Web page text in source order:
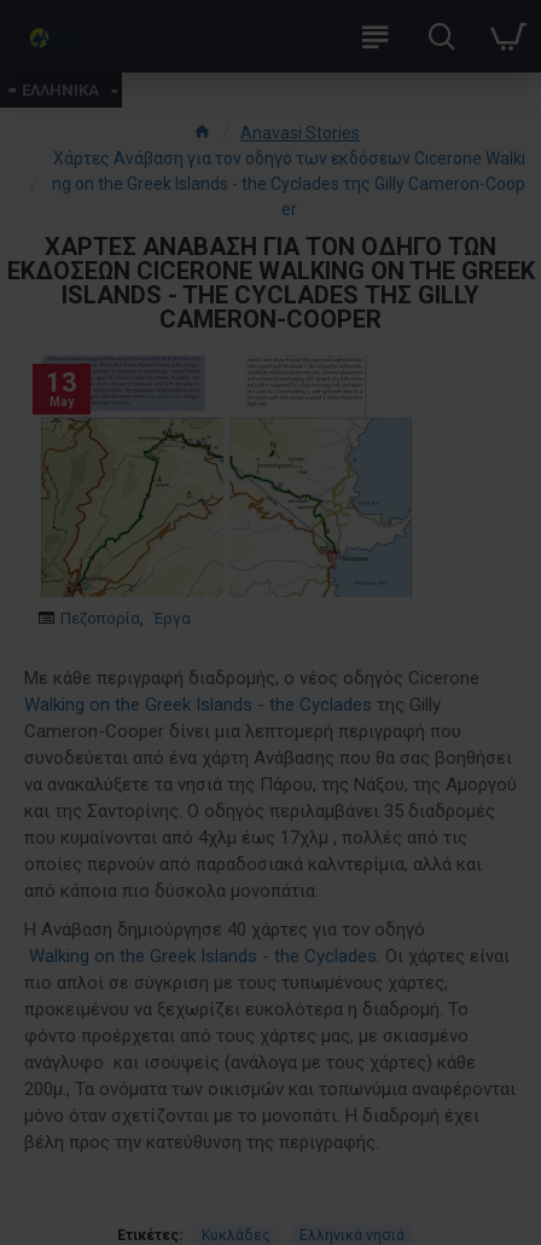
ΕΛΛΗΝΙΚΑ
Anavasi Stories
Χάρτες Ανάβαση για τον οδηγό των εκδόσεων Cicerone Walki
ng on the Greek Islands - the Cyclades της Gilly Cameron-Coop
er
ΧΆΡΤΕΣ ΑΝΆΒΑΣΗ ΓΙΑ ΤΟΝ ΟΔΗΓΌ ΤΩΝ
ΕΚΔΌΣΕΩΝ CICERONE WALKING ON THE GREEK
ISLANDS - THE CYCLADES ΤΗΣ GILLY
CAMERON-COOPER
13
May
Πεζοπορία, Έργα
Με κάθε περιγραφή διαδρομής, ο νέος οδηγός Cicerone
Walking on the Greek Islands - the Cyclades της Gilly
Cameron-Cooper δίνει μια λεπτομερή περιγραφή που
συνοδεύεται από ένα χάρτη Ανάβασης που θα σας βοηθήσει
να ανακαλύξετε τα νησιά της Πάρου, της Νάξου, της Αμοργού
και της Σαντορίνης. Ο οδηγός περιλαμβάνει 35 διαδρομές
που κυμαίνονται από 4χλμ έως 17χλμ , πολλές από τις
οποίες περνούν από παραδοσιακά καλντερίμια, αλλά και
από κάποια πιο δύσκολα μονοπάτια.
Η Ανάβαση δημιούργησε 40 χάρτες για τον οδηγό
Walking on the Greek Islands - the Cyclades . Οι χάρτες είναι
πιο απλοί σε σύγκριση με τους τυπωμένους χάρτες,
προκειμένου να ξεχωρίζει ευκολότερα η διαδρομή. Το
φόντο προέρχεται από τους χάρτες μας, με σκιασμένο
ανάγλυφο και ισοϋψείς (ανάλογα με τους χάρτες) κάθε
200μ., Τα ονόματα των οικισμών και τοπωνύμια αναφέρονται
μόνο όταν σχετίζονται με το μονοπάτι. Η διαδρομή έχει
βέλη προς την κατεύθυνση της περιγραφής.
Ετικέτες: Κυκλάδες Ελληνικά νησιά